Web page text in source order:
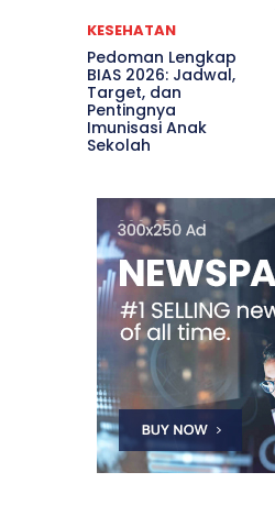
KESEHATAN
Pedoman Lengkap
BIAS 2026: Jadwal,
Target, dan
Pentingnya
Imunisasi Anak
Sekolah